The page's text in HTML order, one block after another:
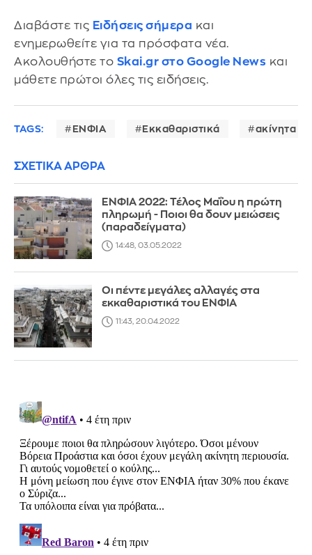
Διαβάστε τις Ειδήσεις σήμερα και
ενημερωθείτε για τα πρόσφατα νέα.
Ακολουθήστε το Skai.gr στο Google News και
μάθετε πρώτοι όλες τις ειδήσεις.
TAGS: ΕΝΦΙΑ Εκκαθαριστικά ακίνητα
ΣΧΕΤΙΚΑ ΑΡΘΡΑ
ΕΝΦΙΑ 2022: Τέλος Μαΐου η πρώτη
πληρωμή - Ποιοι θα δουν μειώσεις
(παραδείγματα)
14:48, 03.05.2022
Οι πέντε μεγάλες αλλαγές στα
εκκαθαριστικά του ΕΝΦΙΑ
11:43, 20.04.2022